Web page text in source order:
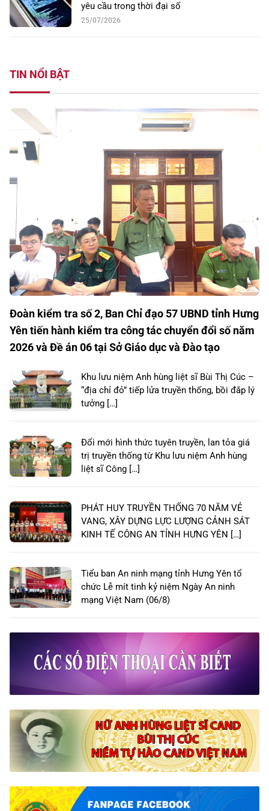
yêu cầu trong thời đại số
25/07/2026
TIN NỔI BẬT
Đoàn kiểm tra số 2, Ban Chỉ đạo 57 UBND tỉnh Hưng
Yên tiến hành kiểm tra công tác chuyển đổi số năm
2026 và Đề án 06 tại Sở Giáo dục và Đào tạo
Khu lưu niệm Anh hùng liệt sĩ Bùi Thị Cúc –
“địa chỉ đỏ” tiếp lửa truyền thống, bồi đắp lý
tưởng […]
Đổi mới hình thức tuyên truyền, lan tỏa giá
trị truyền thống từ Khu lưu niệm Anh hùng
liệt sĩ Công […]
PHÁT HUY TRUYỀN THỐNG 70 NĂM VẺ
VANG, XÂY DỰNG LỰC LƯỢNG CẢNH SÁT
KINH TẾ CÔNG AN TỈNH HƯNG YÊN […]
Tiểu ban An ninh mạng tỉnh Hưng Yên tổ
chức Lễ mít tinh kỷ niệm Ngày An ninh
mạng Việt Nam (06/8)